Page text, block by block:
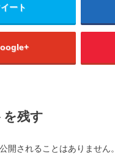
ート
を残す
開されることはありません。